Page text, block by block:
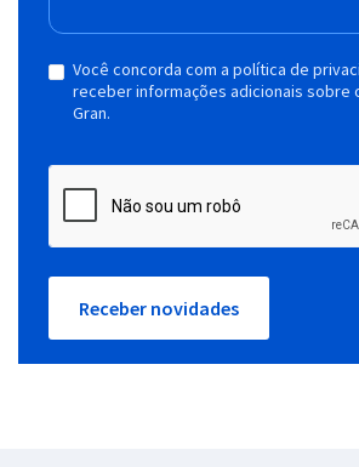
Você concorda com a política de
receber informações adicionais sobre
Gran.
Receber novidades